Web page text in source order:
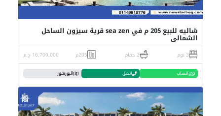
شاليه للبيع 205 م في sea zen قرية سيزون الساحل
الشمالي
3 نوم 2 حمام 205م 16,700,000 ج.م
واتساب اتصل البورشور